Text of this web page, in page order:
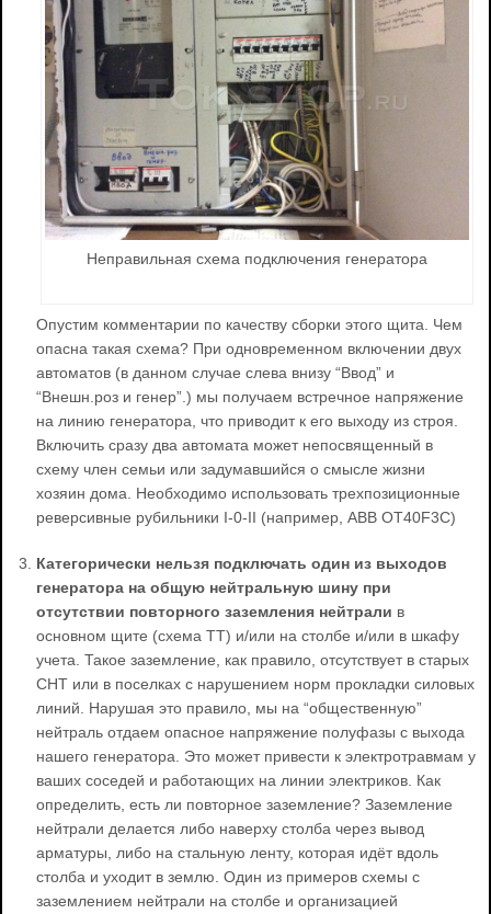
Неправильная схема подключения генератора
Опустим комментарии по качеству сборки этого щита. Чем
опасна такая схема? При одновременном включении двух
автоматов (в данном случае слева внизу “Ввод” и
“Внешн.роз и генер”.) мы получаем встречное напряжение
на линию генератора, что приводит к его выходу из строя.
Включить сразу два автомата может непосвященный в
схему член семьи или задумавшийся о смысле жизни
хозяин дома. Необходимо использовать трехпозиционные
реверсивные рубильники I-0-II (например, ABB OT40F3C)
Категорически нельзя подключать один из выходов
генератора на общую нейтральную шину при
отсутствии повторного заземления нейтрали в
основном щите (схема ТТ) и/или на столбе и/или в шкафу
учета. Такое заземление, как правило, отсутствует в старых
СНТ или в поселках с нарушением норм прокладки силовых
линий. Нарушая это правило, мы на “общественную”
нейтраль отдаем опасное напряжение полуфазы с выхода
нашего генератора. Это может привести к электротравмам у
ваших соседей и работающих на линии электриков. Как
определить, есть ли повторное заземление? Заземление
нейтрали делается либо наверху столба через вывод
арматуры, либо на стальную ленту, которая идёт вдоль
столба и уходит в землю. Один из примеров схемы с
заземлением нейтрали на столбе и организацией